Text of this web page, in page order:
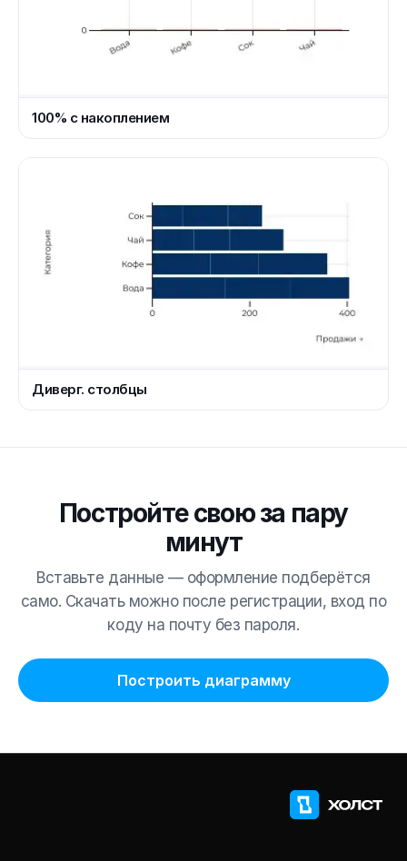
100% с накоплением
Диверг. столбцы
Постройте свою за пару
минут
Вставьте данные — оформление подберётся
само. Скачать можно после регистрации, вход по
коду на почту без пароля.
Построить диаграмму